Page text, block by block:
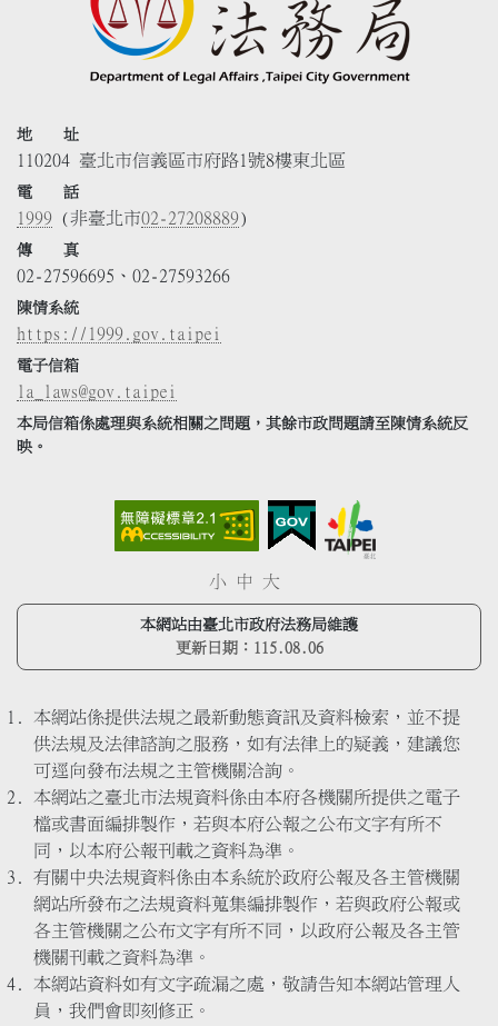
地 址
110204 臺北市信義區市府路1號8樓東北區
電 話
1999 (非臺北市02-27208889)
傳 真
02-27596695、02-27593266
陳情系統
https://1999.gov.taipei
電子信箱
la_laws@gov.taipei
本局信箱係處理與系統相關之問題，其餘市政問題請至陳情系統反
映。
小 中 大
本網站由臺北市政府法務局維護
更新日期： 115.08.06
本網站係提供法規之最新動態資訊及資料檢索，並不提
供法規及法律諮詢之服務，如有法律上的疑義，建議您
可逕向發布法規之主管機關洽詢。
本網站之臺北市法規資料係由本府各機關所提供之電子
檔或書面編排製作，若與本府公報之公布文字有所不
同，以本府公報刊載之資料為準。
有關中央法規資料係由本系統於政府公報及各主管機關
網站所發布之法規資料蒐集編排製作，若與政府公報或
各主管機關之公布文字有所不同，以政府公報及各主管
機關刊載之資料為準。
本網站資料如有文字疏漏之處，敬請告知本網站管理人
員，我們會即刻修正。